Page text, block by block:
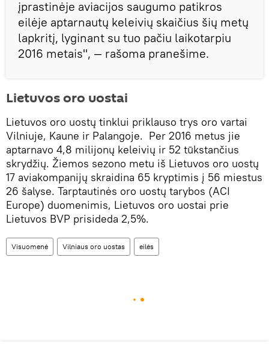
įprastinėje aviacijos saugumo patikros
eilėje aptarnautų keleivių skaičius šių metų
lapkritį, lyginant su tuo pačiu laikotarpiu
2016 metais", — rašoma pranešime.
Lietuvos oro uostai
Lietuvos oro uostų tinklui priklauso trys oro vartai
Vilniuje, Kaune ir Palangoje. Per 2016 metus jie
aptarnavo 4,8 milijonų keleivių ir 52 tūkstančius
skrydžių. Žiemos sezono metu iš Lietuvos oro uostų
17 aviakompanijų skraidina 65 kryptimis į 56 miestus
26 šalyse. Tarptautinės oro uostų tarybos (ACI
Europe) duomenimis, Lietuvos oro uostai prie
Lietuvos BVP prisideda 2,5%.
Visuomenė Vilniaus oro uostas eilės